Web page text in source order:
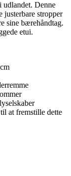
udlandet. Denne
justerbare stropper
sine bærehåndtag.
etui.
at fremstille dette